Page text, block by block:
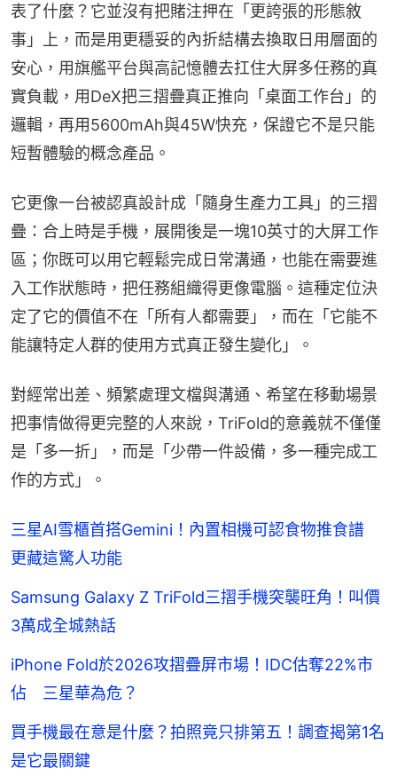
表了什麼？它並沒有把賭注押在「更誇張的形態敘
事」上，而是用更穩妥的內折結構去換取日用層面的
安心，用旗艦平台與高記憶體去扛住大屏多任務的真
實負載，用DeX把三摺疊真正推向「桌面工作台」的
邏輯，再用5600mAh與45W快充，保證它不是只能
短暫體驗的概念產品。
它更像一台被認真設計成「隨身生產力工具」的三摺
疊：合上時是手機，展開後是一塊10英寸的大屏工作
區；你既可以用它輕鬆完成日常溝通，也能在需要進
入工作狀態時，把任務組織得更像電腦。這種定位決
定了它的價值不在「所有人都需要」，而在「它能不
能讓特定人群的使用方式真正發生變化」。
對經常出差、頻繁處理文檔與溝通、希望在移動場景
把事情做得更完整的人來說，TriFold的意義就不僅僅
是「多一折」，而是「少帶一件設備，多一種完成工
作的方式」。
三星AI雪櫃首搭Gemini！內置相機可認食物推食譜
更藏這驚人功能
Samsung Galaxy Z TriFold三摺手機突襲旺角！叫價
3萬成全城熱話
iPhone Fold於2026攻摺疊屏市場！IDC估奪22%市
佔 三星華為危？
買手機最在意是什麼？拍照竟只排第五！調查揭第1名
是它最關鍵